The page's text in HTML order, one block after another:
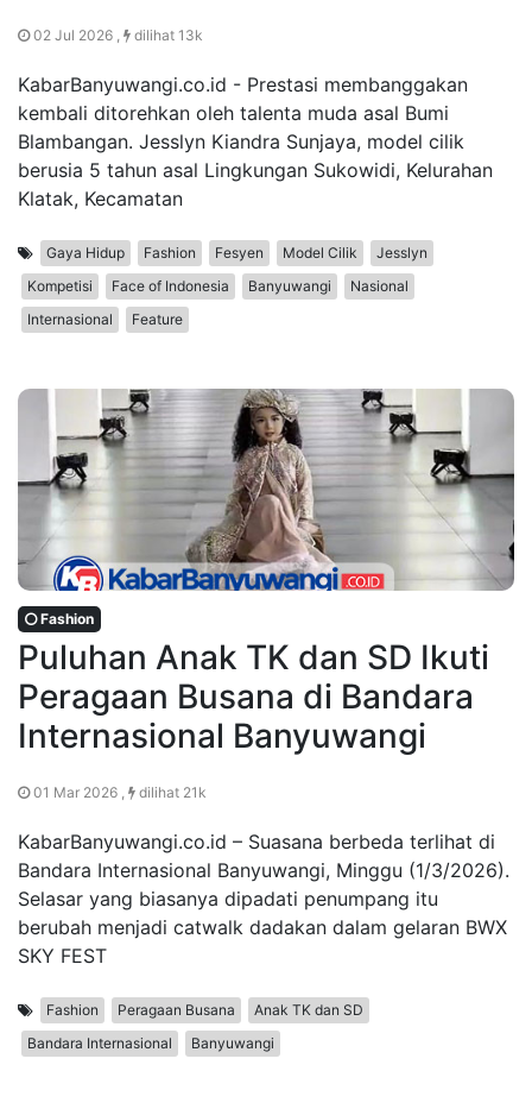
02 Jul 2026 , dilihat 13k
KabarBanyuwangi.co.id - Prestasi membanggakan
kembali ditorehkan oleh talenta muda asal Bumi
Blambangan. Jesslyn Kiandra Sunjaya, model cilik
berusia 5 tahun asal Lingkungan Sukowidi, Kelurahan
Klatak, Kecamatan
Gaya Hidup Fashion Fesyen Model Cilik
Jesslyn
Kompetisi
Face of Indonesia Banyuwangi
Nasional
Internasional
Feature
Fashion
Puluhan Anak TK dan SD Ikuti
Peragaan Busana di Bandara
Internasional Banyuwangi
01 Mar 2026 , dilihat 21k
KabarBanyuwangi.co.id – Suasana berbeda terlihat di
Bandara Internasional Banyuwangi, Minggu (1/3/2026).
Selasar yang biasanya dipadati penumpang itu
berubah menjadi catwalk dadakan dalam gelaran BWX
SKY FEST
Fashion Peragaan Busana
Anak TK dan SD
Bandara Internasional
Banyuwangi